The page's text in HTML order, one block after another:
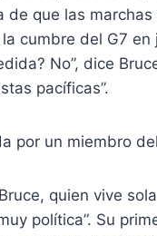
de que las
cumbre del G7 en
No”, dice
pacíficas”.
quien vive
política”. Su